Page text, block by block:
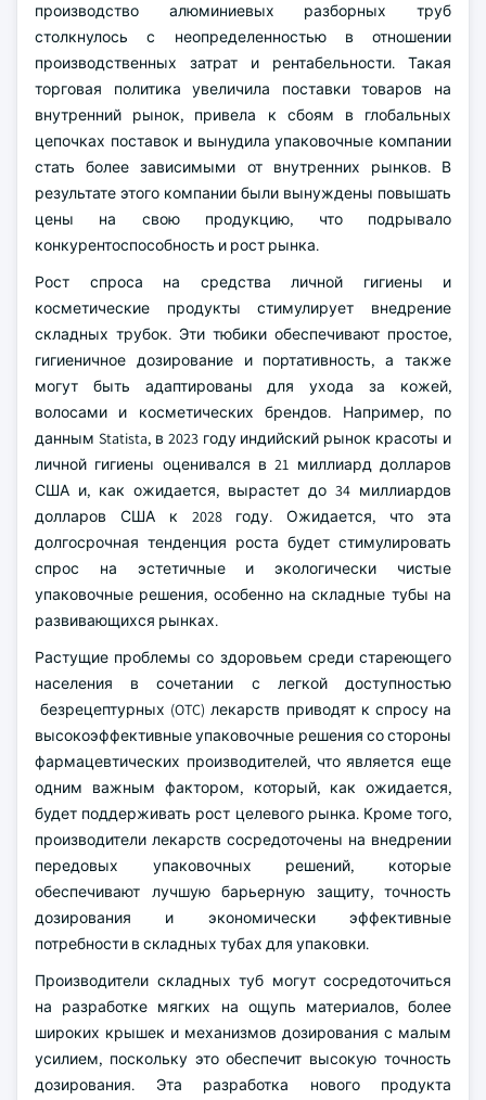
производство алюминиевых разборных труб
столкнулось с неопределенностью в отношении
производственных затрат и рентабельности. Такая
торговая политика увеличила поставки товаров на
внутренний рынок, привела к сбоям в глобальных
цепочках поставок и вынудила упаковочные компании
стать более зависимыми от внутренних рынков. В
результате этого компании были вынуждены повышать
цены на свою продукцию, что подрывало
конкурентоспособность и рост рынка.
Рост спроса на средства личной гигиены и
косметические продукты стимулирует внедрение
складных трубок. Эти тюбики обеспечивают простое,
гигиеничное дозирование и портативность, а также
могут быть адаптированы для ухода за кожей,
волосами и косметических брендов. Например, по
данным Statista, в 2023 году индийский рынок красоты и
личной гигиены оценивался в 21 миллиард долларов
США и, как ожидается, вырастет до 34 миллиардов
долларов США к 2028 году. Ожидается, что эта
долгосрочная тенденция роста будет стимулировать
спрос на эстетичные и экологически чистые
упаковочные решения, особенно на складные тубы на
развивающихся рынках.
Растущие проблемы со здоровьем среди стареющего
населения в сочетании с легкой доступностью
безрецептурных (OTC) лекарств приводят к спросу на
высокоэффективные упаковочные решения со стороны
фармацевтических производителей, что является еще
одним важным фактором, который, как ожидается,
будет поддерживать рост целевого рынка. Кроме того,
производители лекарств сосредоточены на внедрении
передовых упаковочных решений, которые
обеспечивают лучшую барьерную защиту, точность
дозирования и экономически эффективные
потребности в складных тубах для упаковки.
Производители складных туб могут сосредоточиться
на разработке мягких на ощупь материалов, более
широких крышек и механизмов дозирования с малым
усилием, поскольку это обеспечит высокую точность
дозирования. Эта разработка нового продукта